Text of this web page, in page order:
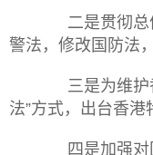
二是贯彻总体
警法，修改国防法
三是为维护香
法”方式，出台香港
四是加强对国